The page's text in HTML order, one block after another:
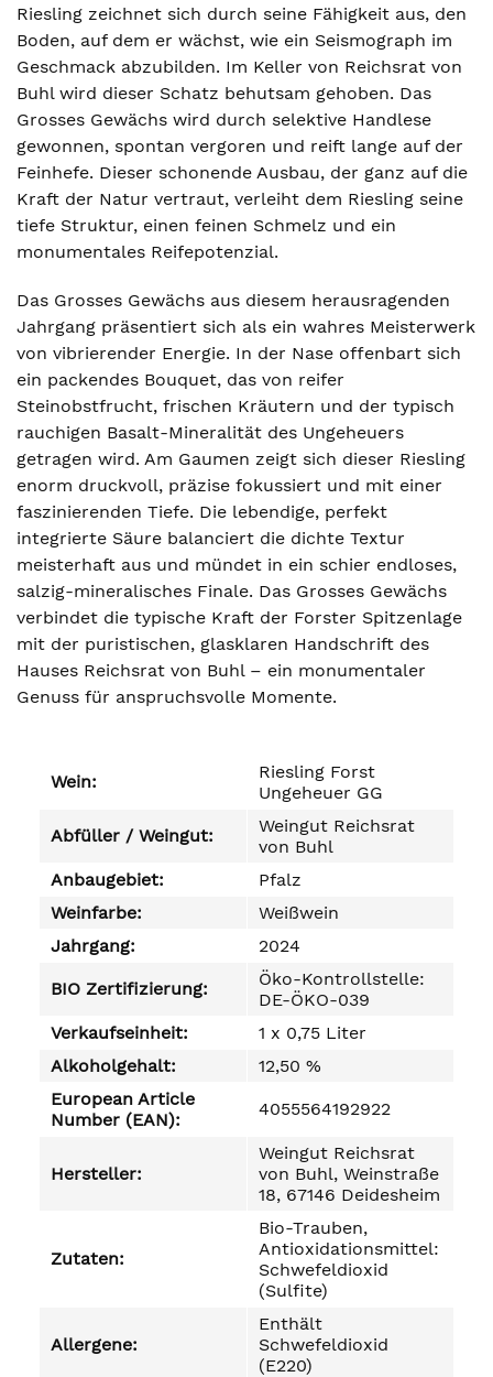
Riesling zeichnet sich durch seine Fähigkeit aus, den
Boden, auf dem er wächst, wie ein Seismograph im
Geschmack abzubilden. Im Keller von Reichsrat von
Buhl wird dieser Schatz behutsam gehoben. Das
Grosses Gewächs wird durch selektive Handlese
gewonnen, spontan vergoren und reift lange auf der
Feinhefe. Dieser schonende Ausbau, der ganz auf die
Kraft der Natur vertraut, verleiht dem Riesling seine
tiefe Struktur, einen feinen Schmelz und ein
monumentales Reifepotenzial.
Das Grosses Gewächs aus diesem herausragenden
Jahrgang präsentiert sich als ein wahres Meisterwerk
von vibrierender Energie. In der Nase offenbart sich
ein packendes Bouquet, das von reifer
Steinobstfrucht, frischen Kräutern und der typisch
rauchigen Basalt-Mineralität des Ungeheuers
getragen wird. Am Gaumen zeigt sich dieser Riesling
enorm druckvoll, präzise fokussiert und mit einer
faszinierenden Tiefe. Die lebendige, perfekt
integrierte Säure balanciert die dichte Textur
meisterhaft aus und mündet in ein schier endloses,
salzig-mineralisches Finale. Das Grosses Gewächs
verbindet die typische Kraft der Forster Spitzenlage
mit der puristischen, glasklaren Handschrift des
Hauses Reichsrat von Buhl – ein monumentaler
Genuss für anspruchsvolle Momente.
Wein:
Riesling Forst
Ungeheuer GG
Abfüller / Weingut:
Weingut Reichsrat
von Buhl
Anbaugebiet:
Pfalz
Weinfarbe:
Weißwein
Jahrgang:
2024
BIO Zertifizierung:
Öko-Kontrollstelle:
DE-ÖKO-039
Verkaufseinheit:
1 x 0,75 Liter
Alkoholgehalt:
12,50 %
European Article
Number (EAN):
4055564192922
Hersteller:
Weingut Reichsrat
von Buhl, Weinstraße
18, 67146 Deidesheim
Zutaten:
Bio-Trauben,
Antioxidationsmittel:
Schwefeldioxid
(Sulfite)
Allergene:
Enthält
Schwefeldioxid
(E220)